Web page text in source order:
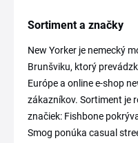
Sortiment a značky
New Yorker je nemecký
Brunšviku, ktorý
Európe a online e-shop
zákazníkov. Sortiment je
značiek: Fishbone
Smog ponúka casual